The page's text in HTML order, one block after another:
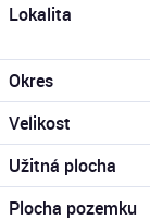
Lokalita
Okres
Velikost
Užitná plocha
Plocha pozemku